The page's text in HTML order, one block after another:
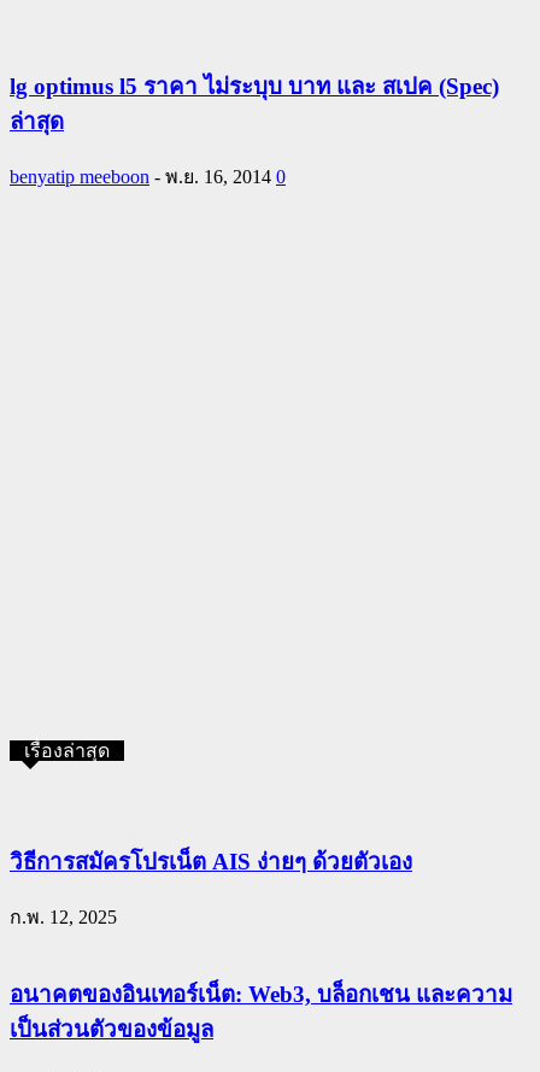
lg optimus l5 ราคา ไม่ระบุบ บาท และ สเปค (Spec)
ล่าสุด
benyatip meeboon - พ.ย. 16, 2014 0
เรื่องล่าสุด
วิธีการสมัครโปรเน็ต AIS ง่ายๆ ด้วยตัวเอง
ก.พ. 12, 2025
อนาคตของอินเทอร์เน็ต: Web3, บล็อกเชน และความ
เป็นส่วนตัวของข้อมูล